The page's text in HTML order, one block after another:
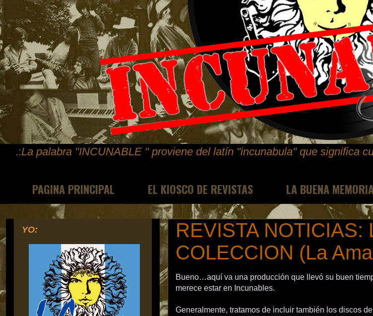
.:La palabra "INCUNABLE " proviene del latín "incunabula" que significa
PAGINA PRINCIPAL EL KIOSCO DE REVISTAS LA BUENA
REVISTA NOTICIAS:
COLECCION (La
Bueno…aquí va una producción que llevó su buen
merece estar en Incunables.
Generalmente, tratamos de incluir también los discos
YO: